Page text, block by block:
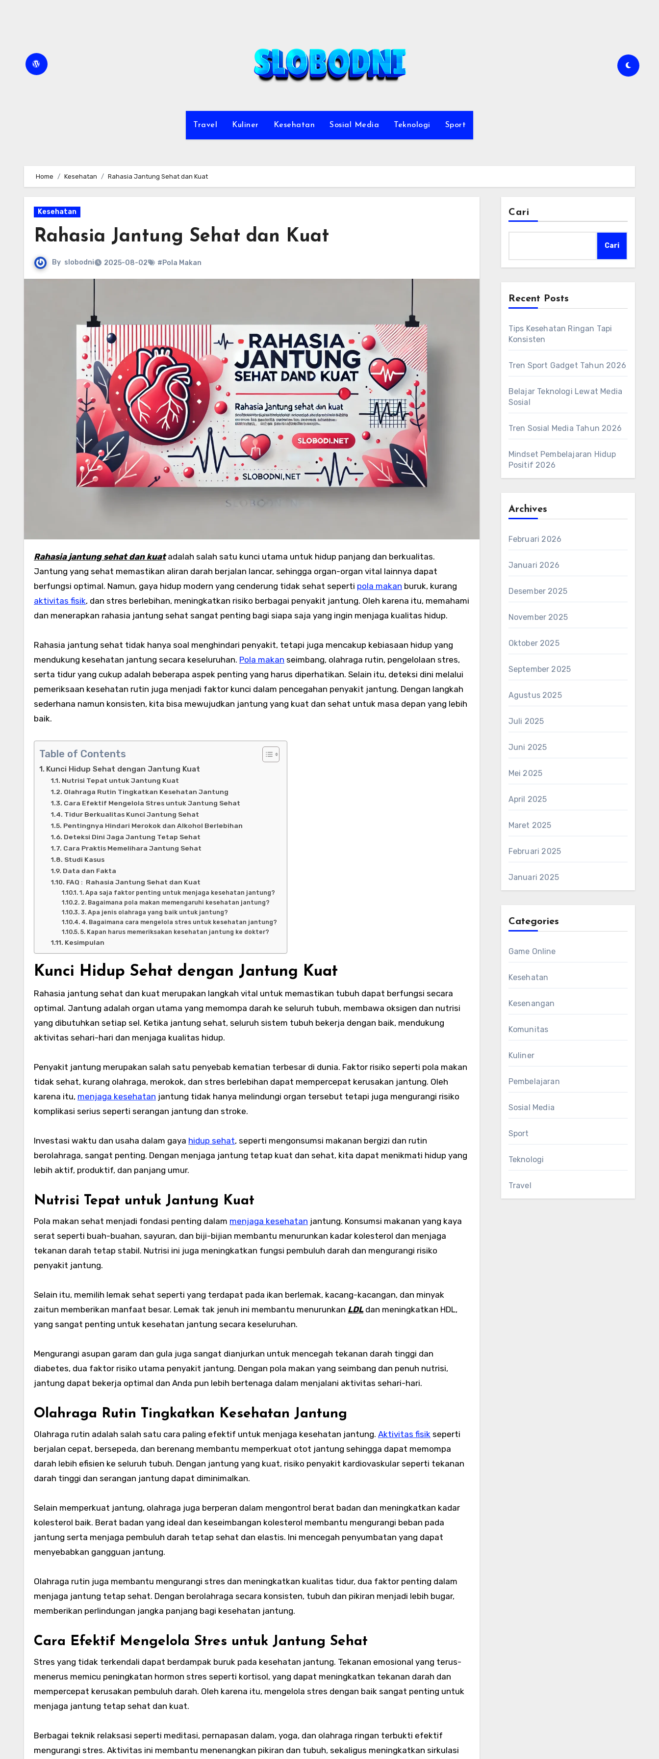
Travel Kuliner Kesehatan Sosial Media Teknologi Sport
Home Kesehatan Rahasia Jantung Sehat dan Kuat
Kesehatan
Rahasia Jantung Sehat dan Kuat
By slobodni 2025-08-02 #Pola Makan
Rahasia jantung sehatdan kuatadalah salah satu kunci utama untuk hidup panjang dan berkualitas.
Jantung yang sehat memastikan aliran darah berjalan lancar, sehingga organ-organ vital lainnya dapat
berfungsi optimal. Namun, gaya hidup modern yang cenderung tidak sehat seperti pola makan buruk, kurang
aktivitas fisik, dan stres berlebihan, meningkatkan risiko berbagai penyakit jantung. Oleh karena itu, memahami
dan menerapkan rahasia jantung sehat sangat penting bagi siapa saja yang ingin menjaga kualitas hidup.
Rahasia jantung sehat tidak hanya soal menghindari penyakit, tetapi juga mencakup kebiasaan hidup yang
mendukung kesehatan jantung secara keseluruhan. Pola makan seimbang, olahraga rutin, pengelolaan stres,
serta tidur yang cukup adalah beberapa aspek penting yang harus diperhatikan. Selain itu, deteksi dini melalui
pemeriksaan kesehatan rutin juga menjadi faktor kunci dalam pencegahan penyakit jantung. Dengan langkah
sederhana namun konsisten, kita bisa mewujudkan jantung yang kuat dan sehat untuk masa depan yang lebih
baik.
Table of Contents
Kunci Hidup Sehat dengan Jantung Kuat
Nutrisi Tepat untuk Jantung Kuat
Olahraga Rutin Tingkatkan Kesehatan Jantung
Cara Efektif Mengelola Stres untuk Jantung Sehat
Tidur Berkualitas Kunci Jantung Sehat
Pentingnya Hindari Merokok dan Alkohol Berlebihan
Deteksi Dini Jaga Jantung Tetap Sehat
Cara Praktis Memelihara Jantung Sehat
Studi Kasus
Data dan Fakta
FAQ : Rahasia Jantung Sehat dan Kuat
1. Apa saja faktor penting untuk menjaga kesehatan jantung?
2. Bagaimana pola makan memengaruhi kesehatan jantung?
3. Apa jenis olahraga yang baik untuk jantung?
4. Bagaimana cara mengelola stres untuk kesehatan jantung?
5. Kapan harus memeriksakan kesehatan jantung ke dokter?
Kesimpulan
Kunci Hidup Sehat dengan Jantung Kuat
Rahasia jantung sehat dan kuat merupakan langkah vital untuk memastikan tubuh dapat berfungsi secara
optimal. Jantung adalah organ utama yang memompa darah ke seluruh tubuh, membawa oksigen dan nutrisi
yang dibutuhkan setiap sel. Ketika jantung sehat, seluruh sistem tubuh bekerja dengan baik, mendukung
aktivitas sehari-hari dan menjaga kualitas hidup.
Penyakit jantung merupakan salah satu penyebab kematian terbesar di dunia. Faktor risiko seperti pola makan
tidak sehat, kurang olahraga, merokok, dan stres berlebihan dapat mempercepat kerusakan jantung. Oleh
karena itu, menjaga kesehatan jantung tidak hanya melindungi organ tersebut tetapi juga mengurangi risiko
komplikasi serius seperti serangan jantung dan stroke.
Investasi waktu dan usaha dalam gaya hidup sehat, seperti mengonsumsi makanan bergizi dan rutin
berolahraga, sangat penting. Dengan menjaga jantung tetap kuat dan sehat, kita dapat menikmati hidup yang
lebih aktif, produktif, dan panjang umur.
Nutrisi Tepat untuk Jantung Kuat
Pola makan sehat menjadi fondasi penting dalam menjaga kesehatan jantung. Konsumsi makanan yang kaya
serat seperti buah-buahan, sayuran, dan biji-bijian membantu menurunkan kadar kolesterol dan menjaga
tekanan darah tetap stabil. Nutrisi ini juga meningkatkan fungsi pembuluh darah dan mengurangi risiko
penyakit jantung.
Selain itu, memilih lemak sehat seperti yang terdapat pada ikan berlemak, kacang-kacangan, dan minyak
zaitun memberikan manfaat besar. Lemak tak jenuh ini membantu menurunkan LDL dan meningkatkan HDL,
yang sangat penting untuk kesehatan jantung secara keseluruhan.
Mengurangi asupan garam dan gula juga sangat dianjurkan untuk mencegah tekanan darah tinggi dan
diabetes, dua faktor risiko utama penyakit jantung. Dengan pola makan yang seimbang dan penuh nutrisi,
jantung dapat bekerja optimal dan Anda pun lebih bertenaga dalam menjalani aktivitas sehari-hari.
Olahraga Rutin Tingkatkan Kesehatan Jantung
Olahraga rutin adalah salah satu cara paling efektif untuk menjaga kesehatan jantung. Aktivitas fisik seperti
berjalan cepat, bersepeda, dan berenang membantu memperkuat otot jantung sehingga dapat memompa
darah lebih efisien ke seluruh tubuh. Dengan jantung yang kuat, risiko penyakit kardiovaskular seperti tekanan
darah tinggi dan serangan jantung dapat diminimalkan.
Selain memperkuat jantung, olahraga juga berperan dalam mengontrol berat badan dan meningkatkan kadar
kolesterol baik. Berat badan yang ideal dan keseimbangan kolesterol membantu mengurangi beban pada
jantung serta menjaga pembuluh darah tetap sehat dan elastis. Ini mencegah penyumbatan yang dapat
menyebabkan gangguan jantung.
Olahraga rutin juga membantu mengurangi stres dan meningkatkan kualitas tidur, dua faktor penting dalam
menjaga jantung tetap sehat. Dengan berolahraga secara konsisten, tubuh dan pikiran menjadi lebih bugar,
memberikan perlindungan jangka panjang bagi kesehatan jantung.
Cara Efektif Mengelola Stres untuk Jantung Sehat
Stres yang tidak terkendali dapat berdampak buruk pada kesehatan jantung. Tekanan emosional yang terus-
menerus memicu peningkatan hormon stres seperti kortisol, yang dapat meningkatkan tekanan darah dan
mempercepat kerusakan pembuluh darah. Oleh karena itu, mengelola stres dengan baik sangat penting untuk
menjaga jantung tetap sehat dan kuat.
Berbagai teknik relaksasi seperti meditasi, pernapasan dalam, yoga, dan olahraga ringan terbukti efektif
mengurangi stres. Aktivitas ini membantu menenangkan pikiran dan tubuh, sekaligus meningkatkan sirkulasi
Cari
Cari
Recent Posts
Tips Kesehatan Ringan Tapi
Konsisten
Tren Sport Gadget Tahun 2026
Belajar Teknologi Lewat Media
Sosial
Tren Sosial Media Tahun 2026
Mindset Pembelajaran Hidup
Positif 2026
Archives
Februari 2026
Januari 2026
Desember 2025
November 2025
Oktober 2025
September 2025
Agustus 2025
Juli 2025
Juni 2025
Mei 2025
April 2025
Maret 2025
Februari 2025
Januari 2025
Categories
Game Online
Kesehatan
Kesenangan
Komunitas
Kuliner
Pembelajaran
Sosial Media
Sport
Teknologi
Travel